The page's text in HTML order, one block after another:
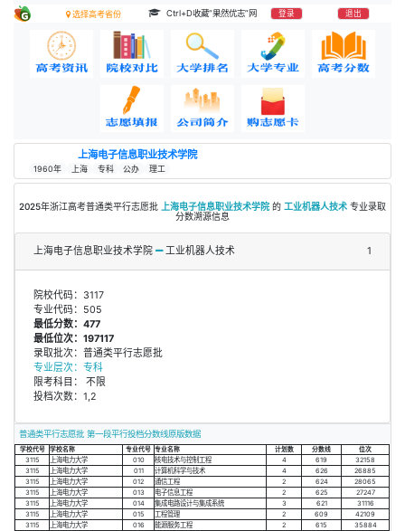
选择高考省份 Ctrl+D收藏“果然优志”网 登录 退出
上海电子信息职业技术学院
1960年 上海 专科 公办 理工
2025年浙江高考普通类平行志愿批 上海电子信息职业技术学院 的 工业机器人技术 专业录取
分数溯源信息
上海电子信息职业技术学院 工业机器人技术 1
院校代码：3117
专业代码：505
最低分数：477
最低位次：197117
录取批次：普通类平行志愿批
专业层次：专科
限考科目： 不限
投档次数：1,2
普通类平行志愿批 第一段平行投档分数线原版数据
学校代号 学校名称 专业代号 专业名称 计划数 分数线
位次
3115
上海电力大学 010 核电技术与控制工程 4 619
32158
3115
上海电力大学 011 计算机科学与技术 4 626
26885
3115
上海电力大学 012 通信工程 2 624
28065
3115
上海电力大学 013 电子信息工程 2 625
27247
3115
上海电力大学 014 集成电路设计与集成系统 3 621
31116
3115
上海电力大学 015 工程管理 2 609
42109
3115
上海电力大学 016 能源服务工程 2 615
35884